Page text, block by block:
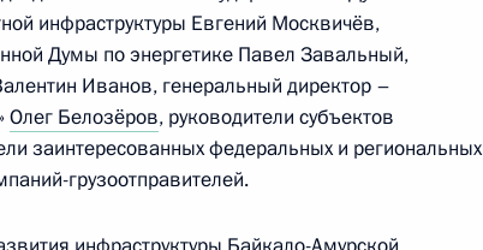
и Тольятти
инфраструктуры Евгений Москвичёв,
Думы по энергетике Павел Завальный,
Иванов, генеральный директор –
Олег Белозёров, руководители субъектов
заинтересованных федеральных и региональных
грузоотправителей.